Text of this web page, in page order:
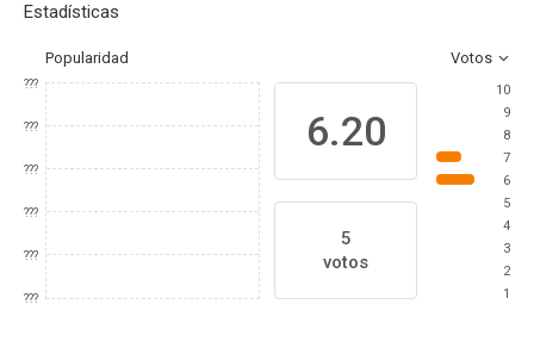
Estadísticas
Popularidad Votos
???
???
???
???
???
???
6.20
5
votos
10
9
8
7
6
5
4
3
2
1